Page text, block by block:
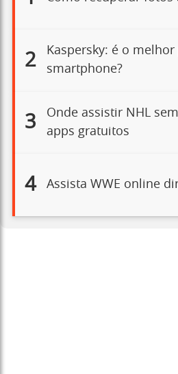
2
Kaspersky: é o
smartphone?
3
Onde assistir NHL
apps gratuitos
4 Assista WWE online